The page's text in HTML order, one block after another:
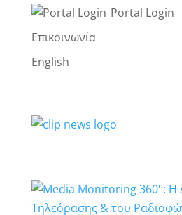
Portal Login
Επικοινωνία
English